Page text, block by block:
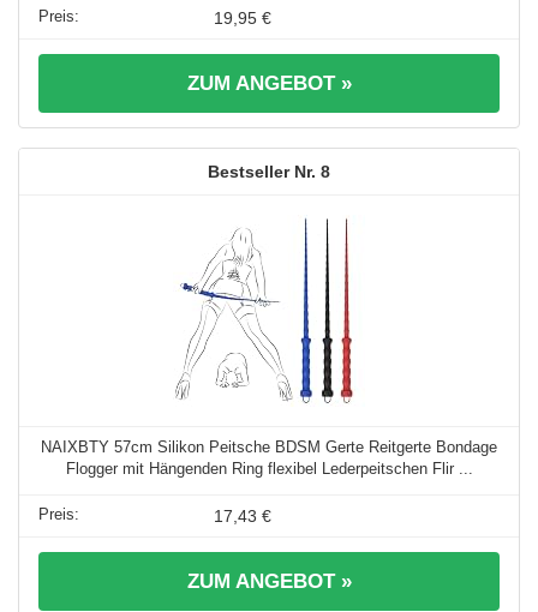
19,95 €
ZUM ANGEBOT »
8
NAIXBTY 57cm Silikon Peitsche BDSM Gerte Reitgerte Bondage
Flogger mit Hängenden Ring flexibel Lederpeitschen Flir ...
17,43 €
ZUM ANGEBOT »